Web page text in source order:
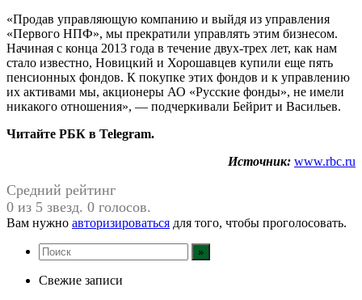
«Продав управляющую компанию и выйдя из управления
«Первого НПФ», мы прекратили управлять этим бизнесом.
Начиная с конца 2013 года в течение двух-трех лет, как нам
стало известно, Новицкий и Хорошавцев купили еще пять
пенсионных фондов. К покупке этих фондов и к управлению
их активами мы, акционеры АО «Русские фонды», не имели
никакого отношения», — подчеркивали Бейрит и Васильев.
Читайте РБК в Telegram.
Источник: www.rbc.ru
Средний рейтинг
0 из 5 звезд. 0 голосов.
Вам нужно авторизироваться для того, чтобы проголосовать.
Свежие записи